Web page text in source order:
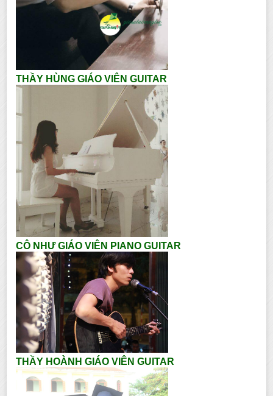
THẦY HÙNG GIÁO VIÊN GUITAR
CÔ NHƯ GIÁO VIÊN PIANO GUITAR
THẦY HOÀNH GIÁO VIÊN GUITAR